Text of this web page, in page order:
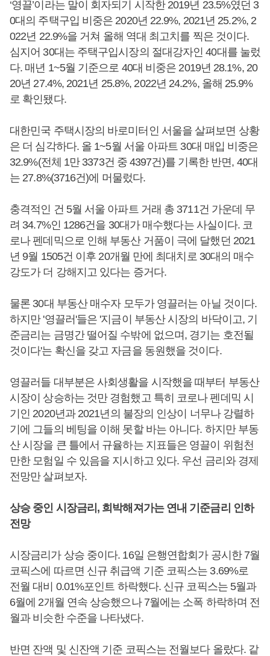
‘영끌’이라는 말이 회자되기 시작한 2019년 23.5%였던 3
0대의 주택구입 비중은 2020년 22.9%, 2021년 25.2%, 2
022년 22.9%을 거쳐 올해 역대 최고치를 찍은 것이다.
심지어 30대는 주택구입시장의 절대강자인 40대를 눌렀
다. 매년 1~5월 기준으로 40대 비중은 2019년 28.1%, 20
20년 27.4%, 2021년 25.8%, 2022년 24.2%, 올해 25.9%
로 확인됐다.
대한민국 주택시장의 바로미터인 서울을 살펴보면 상황
은 더 심각하다. 올 1~5월 서울 아파트 30대 매입 비중은
32.9%(전체 1만 3373건 중 4397건)를 기록한 반면, 40대
는 27.8%(3716건)에 머물렀다.
충격적인 건 5월 서울 아파트 거래 총 3711건 가운데 무
려 34.7%인 1286건을 30대가 매수했다는 사실이다. 코
로나 펜데믹으로 인해 부동산 거품이 극에 달했던 2021
년 9월 1505건 이후 20개월 만에 최대치로 30대의 매수
강도가 더 강해지고 있다는 증거다.
물론 30대 부동산 매수자 모두가 영끌러는 아닐 것이다.
하지만 '영끌러'들은 '지금이 부동산 시장의 바닥이고, 기
준금리는 금명간 떨어질 수밖에 없으며, 경기는 호전될
것이다'는 확신을 갖고 자금을 동원했을 것이다.
영끌러들 대부분은 사회생활을 시작했을 때부터 부동산
시장이 상승하는 것만 경험했고 특히 코로나 펜데믹 시
기인 2020년과 2021년의 불장의 인상이 너무나 강렬하
기에 그들의 베팅을 이해 못할 바는 아니다. 하지만 부동
산 시장을 큰 틀에서 규율하는 지표들은 영끌이 위험천
만한 모험일 수 있음을 지시하고 있다. 우선 금리와 경제
전망만 살펴보자.
상승 중인 시장금리, 희박해져가는 연내 기준금리 인하
전망
시장금리가 상승 중이다. 16일 은행연합회가 공시한 7월
코픽스에 따르면 신규 취급액 기준 코픽스는 3.69%로
전월 대비 0.01%포인트 하락했다. 신규 코픽스는 5월과
6월에 2개월 연속 상승했으나 7월에는 소폭 하락하며 전
월과 비슷한 수준을 나타냈다.
반면 잔액 및 신잔액 기준 코픽스는 전월보다 올랐다. 같